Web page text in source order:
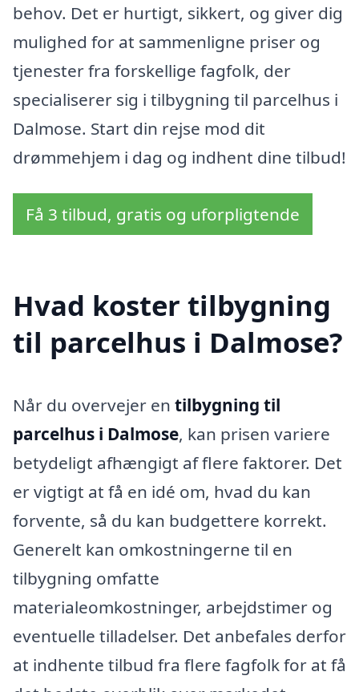
behov. Det er hurtigt, sikkert, og giver dig
mulighed for at sammenligne priser og
tjenester fra forskellige fagfolk, der
specialiserer sig i tilbygning til parcelhus i
Dalmose. Start din rejse mod dit
drømmehjem i dag og indhent dine tilbud!
Få 3 tilbud, gratis og uforpligtende
Hvad koster tilbygning
til parcelhus i Dalmose?
Når du overvejer en tilbygning til
parcelhus i Dalmose, kan prisen variere
betydeligt afhængigt af flere faktorer. Det
er vigtigt at få en idé om, hvad du kan
forvente, så du kan budgettere korrekt.
Generelt kan omkostningerne til en
tilbygning omfatte
materialeomkostninger, arbejdstimer og
eventuelle tilladelser. Det anbefales derfor
at indhente tilbud fra flere fagfolk for at få